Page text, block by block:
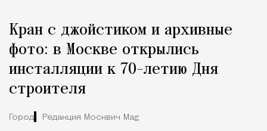
Кран с джойстиком и архивные
фото: в Москве открылись
инсталляции к 70-летию Дня
строителя
Город Редакция Москвич Mag